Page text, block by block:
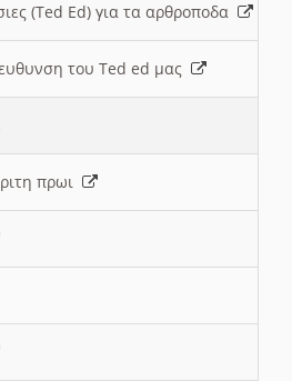
(Ted Ed) για τα αρθροποδα
του Ted ed μας
πρωι